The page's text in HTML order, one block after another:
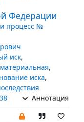
Федерации
процесс №
иск,
материальная,
иска,
Аннотация